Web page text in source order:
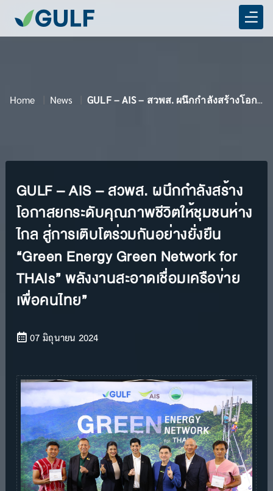
Home News GULF – AIS – สวพส. ผนึกกำลังสร้างโอกาสยกระดับคุณภาพชีวิตให้ชุมชนห่างไกล สู่การเติบโตร่วมกันอย่างยั่งยืน
GULF – AIS – สวพส. ผนึกกำลังสร้าง
โอกาสยกระดับคุณภาพชีวิตให้ชุมชนห่าง
ไกล สู่การเติบโตร่วมกันอย่างยั่งยืน
“Green Energy Green Network for
THAIs” พลังงานสะอาดเชื่อมเครือข่าย
เพื่อคนไทย”
07 มิถุนายน 2024